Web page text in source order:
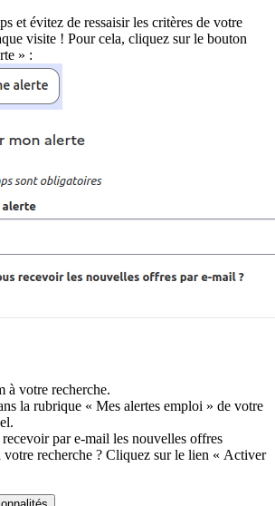
et évitez de ressaisir les critères de votre
visite ! Pour cela, cliquez sur le bouton
» :
à votre recherche.
la rubrique « Mes alertes emploi » de votre
par e-mail les nouvelles offres
votre recherche ? Cliquez sur le lien « Activer